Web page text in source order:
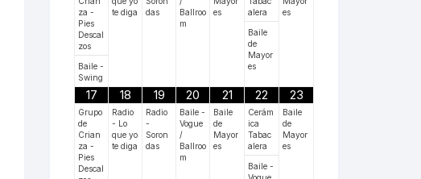
za -
Pies
Descal
zos
Baile -
Swing
te diga
das
Ballroo
m
es
alera
Baile
de
Mayor
es
es
17
Grupo
de
Crian
za -
Pies
Descal
18
Radio
- Lo
que yo
te diga
19
Radio
-
Soron
das
20
Baile -
Vogue
/
Ballroo
m
21
Baile
de
Mayor
es
22
Cerám
ica
Tabac
alera
Baile -
23
Baile
de
Mayor
es